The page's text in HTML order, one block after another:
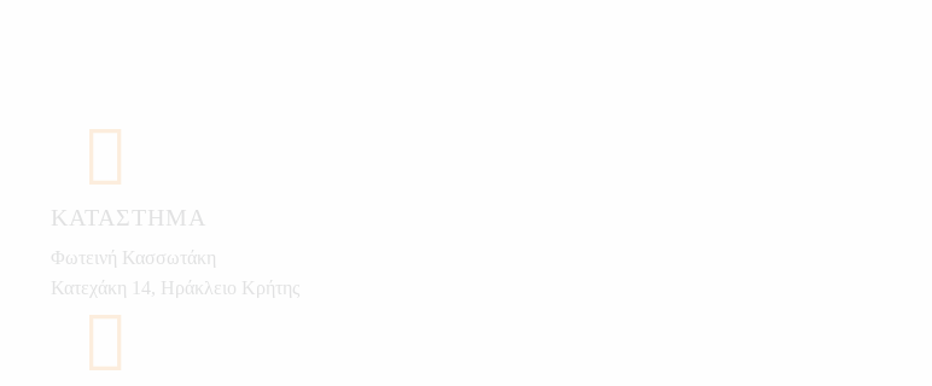
ΚΑΤΆΣΤΗΜΑ
Φωτεινή Κασσωτάκη
Κατεχάκη 14, Ηράκλειο Κρήτης